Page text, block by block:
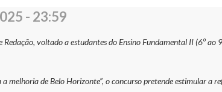
- 23:59
voltado a estudantes do Ensino Fundamental II (6º ao
de Belo Horizonte”, o concurso pretende estimular a